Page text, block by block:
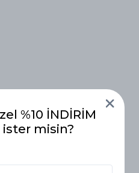
%10 İNDİRİM
misin?